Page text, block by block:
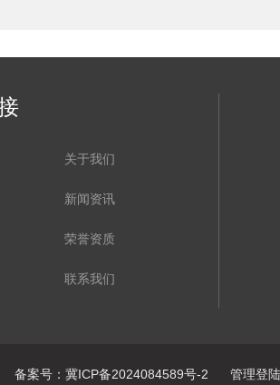
关于我们
新闻资讯
荣誉资质
联系我们
备案号：冀ICP备2024084589号-2 管理登陆